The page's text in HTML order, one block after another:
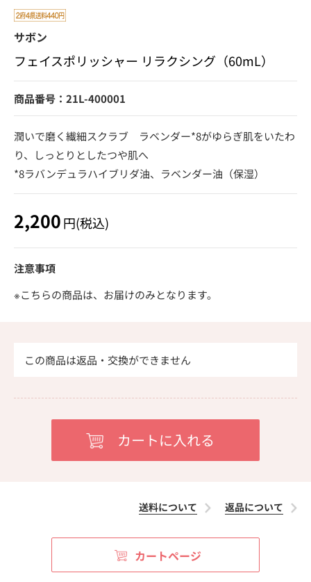
サボン
フェイスポリッシャー リラクシング（60mL）
商品番号：21L-400001
潤いで磨く繊細スクラブ ラベンダー*8がゆらぎ肌をいたわ
り、しっとりとしたつや肌へ
*8ラバンデュラハイブリダ油、ラベンダー油（保湿）
2,200円(税込)
注意事項
※こちらの商品は、お届けのみとなります。
この商品は返品・交換ができません
送料について 返品について
カートページ